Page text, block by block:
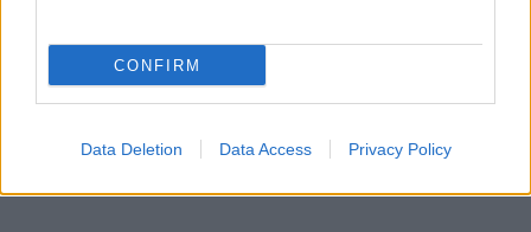
CONFIRM
Data Deletion Data Access Privacy Policy